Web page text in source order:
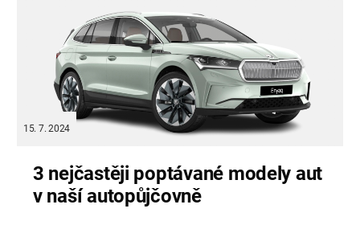
15. 7. 2024
3 nejčastěji poptávané modely aut
v naší autopůjčovně